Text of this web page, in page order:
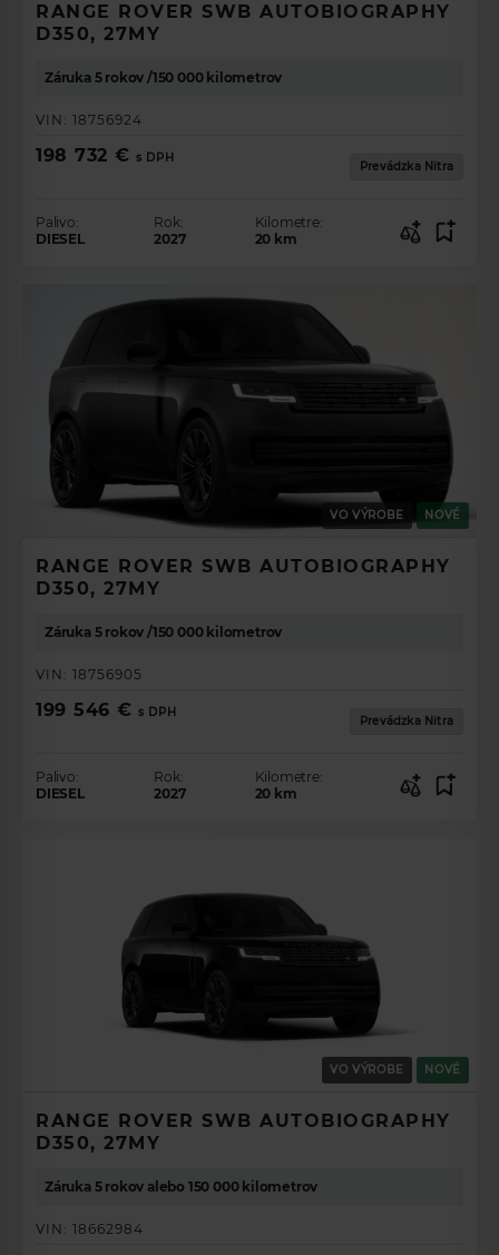
ZÍSKAJTE
PONUKE
VOZIDIEL.
VOZIDLO SNOV
RANGE ROVER SWB AUTOBIOGRAPHY
D350, 27MY
Záruka 5 rokov /150 000 kilometrov
VIN: 18756924
198 732 € s DPH
Prevádzka Nitra
Palivo:
DIESEL
Rok:
2027
Kilometre:
20 km
VO VÝROBE NOVÉ
RANGE ROVER SWB AUTOBIOGRAPHY
D350, 27MY
Záruka 5 rokov /150 000 kilometrov
VIN: 18756905
199 546 € s DPH
Prevádzka Nitra
Palivo:
DIESEL
Rok:
2027
Kilometre:
20 km
VO VÝROBE NOVÉ
RANGE ROVER SWB AUTOBIOGRAPHY
D350, 27MY
Záruka 5 rokov alebo 150 000 kilometrov
VIN: 18662984